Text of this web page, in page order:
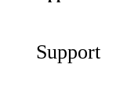
Support